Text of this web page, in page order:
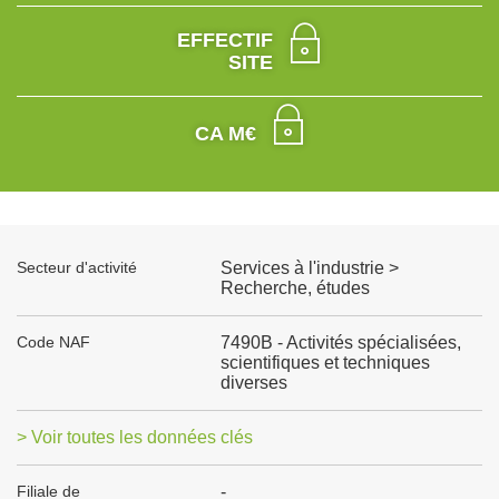
EFFECTIF
SITE
CA M€
Secteur d'activité
Services à l'industrie >
Recherche, études
Code NAF
7490B - Activités spécialisées,
scientifiques et techniques
diverses
> Voir toutes les données clés
Filiale de -